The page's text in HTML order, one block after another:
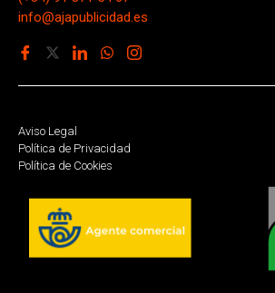
info@ajapublicidad.es
Aviso Legal
Política de Privacidad
Política de Cookies